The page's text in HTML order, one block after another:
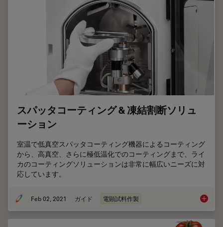
スパッタコーティング & 凍結割断ソリュ
ーション
室温で低真空スパッタコーティング機器によるコーティング
から、高真空、さらに極低温化でのコーティングまで、ライ
カのコーティングソリューションは非常に幅広いニーズに対
応しています。
Feb 02, 2021 ガイド 電顕試料作製 スパッ